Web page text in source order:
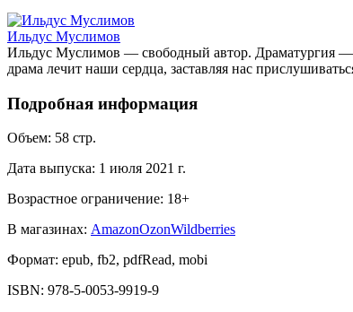
Ильдус Муслимов
Ильдус Муслимов — свободный автор. Драматургия —
драма лечит наши сердца, заставляя нас
Подробная информация
Объем: 58 стр.
Дата выпуска: 1 июля 2021 г.
Возрастное ограничение: 18+
В магазинах: AmazonOzonWildberries
Формат: epub, fb2, pdfRead, mobi
ISBN: 978-5-0053-9919-9